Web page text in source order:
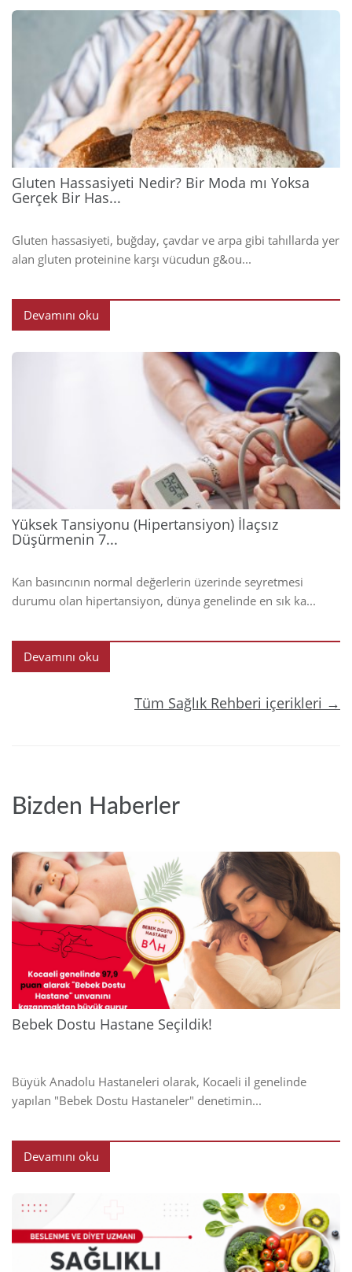
Gluten Hassasiyeti Nedir? Bir Moda mı Yoksa
Gerçek Bir Has...
Gluten hassasiyeti, buğday, çavdar ve arpa gibi tahıllarda yer
alan gluten proteinine karşı vücudun g&ou...
Devamını oku
2026
Yüksek Tansiyonu (Hipertansiyon) İlaçsız
Düşürmenin 7...
Kan basıncının normal değerlerin üzerinde seyretmesi
durumu olan hipertansiyon, dünya genelinde en sık ka...
Devamını oku
Tüm Sağlık Rehberi içerikleri →
Bizden Haberler
2024
Bebek Dostu Hastane Seçildik!
Büyük Anadolu Hastaneleri olarak, Kocaeli il genelinde
yapılan "Bebek Dostu Hastaneler" denetimin...
Devamını oku